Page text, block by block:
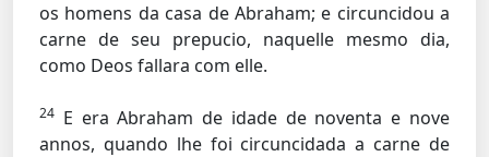
os homens da casa de Abraham; e circuncidou a
carne de seu prepucio, naquelle mesmo dia,
como Deos fallara com elle.
24 E era Abraham de idade de noventa e nove
annos, quando lhe foi circuncidada a carne de